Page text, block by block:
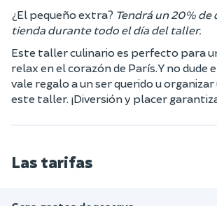
¿El pequeño extra? Tendrá un 20% de
tienda durante todo el día del taller.
Este taller culinario es perfecto para
relax en el corazón de París. Y no dude
vale regalo a un ser querido u organizar
este taller. ¡Diversión y placer
Las tarifas